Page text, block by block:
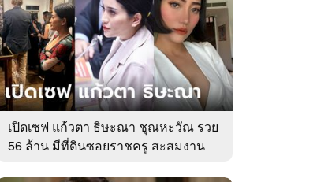
เปิดเซฟ แก้วตา ธิษะณา ชุณหะวัณ รวย
56 ล้าน มีที่ดินซอยราชครู สะสมงาน